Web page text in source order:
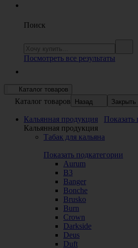
Поиск
Посмотреть все результаты
Каталог товаров
Каталог товаров Назад Закрыть
Кальянная продукция
Показать
Кальянная продукция
Табак для кальяна
Показать подкатегории
Aurum
B3
Banger
Bonche
Brusko
Burn
Crown
Darkside
Deus
Duft